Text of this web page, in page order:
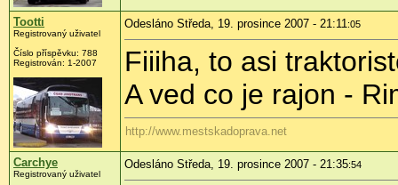
Tootti
Registrovaný uživatel
Číslo příspěvku: 788
Registrován: 1-2007
Odesláno Středa, 19. prosince 2007 - 21:11:05
Fiiiha, to asi
A ved co je rajon -
http://www.mestskadoprava.net
Carchye
Registrovaný uživatel
Odesláno Středa, 19. prosince 2007 - 21:35:54